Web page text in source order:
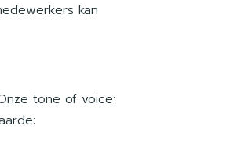
kan
tone of voice: